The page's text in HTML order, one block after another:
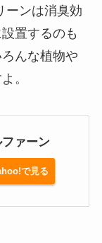
ーンは消臭効
置するのも
んな植物や
。
ァーン
で見る